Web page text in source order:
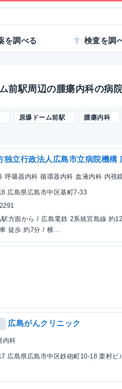
を調べる 検査を調
前駅周辺の腫瘍内科の病
原爆ドーム前駅 腫瘍内科
独立行政法人広島市立病院機構
呼吸器内科 循環器内科 血液内科 内視
広島県広島市中区基町7-33
駅方面から / 広島電鉄 2系統宮島線 約
徒歩 約7分 / 横...
広島がんクリニック
内科
広島県広島市中区鉄砲町10-18 栗村ビ